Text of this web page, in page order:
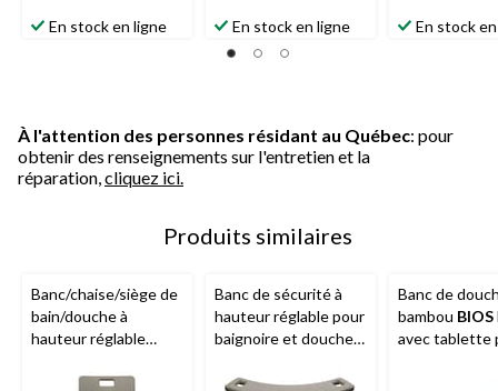
En stock en ligne En stock en ligne En stock
À l'attention des personnes résidant au Québec: pour
obtenir des renseignements sur l'entretien et la
réparation, cliquez ici.
Produits similaires
Banc/chaise/siège de
bain/douche à
hauteur réglable
dossier et poignées,
Banc de sécurité à
hauteur réglable pour
baignoire et douche
poignées intégrées,
Banc de
bambou BIOS
avec tablette